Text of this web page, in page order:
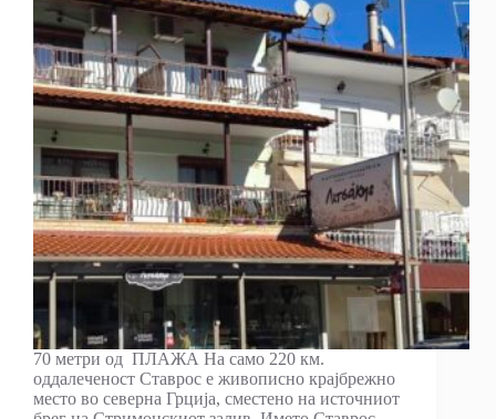
70 мeтри од ПЛАЖА На само 220 км.
оддалеченост Ставрос е живописно крајбрежно
место во северна Грција, сместено на источниот